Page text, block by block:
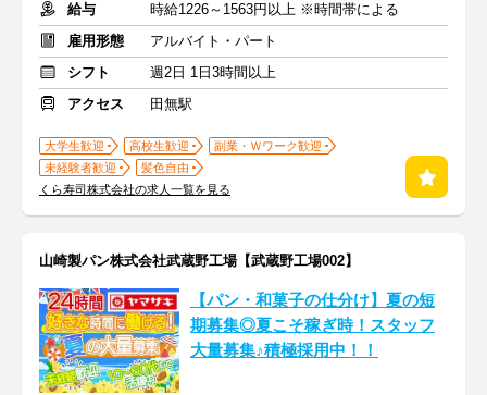
給与
時給1226～1563円以上 ※時間帯による
雇用形態
アルバイト・パート
シフト
週2日 1日3時間以上
アクセス
田無駅
大学生歓迎 高校生歓迎
副業・Ｗワーク歓迎
未経験者歓迎
髪色自由
くら寿司株式会社の求人一覧を見る
山崎製パン株式会社武蔵野工場【武蔵野工場002】
【パン・和菓子の仕分け】夏の短
期募集◎夏こそ稼ぎ時！スタッフ
大量募集♪積極採用中！！